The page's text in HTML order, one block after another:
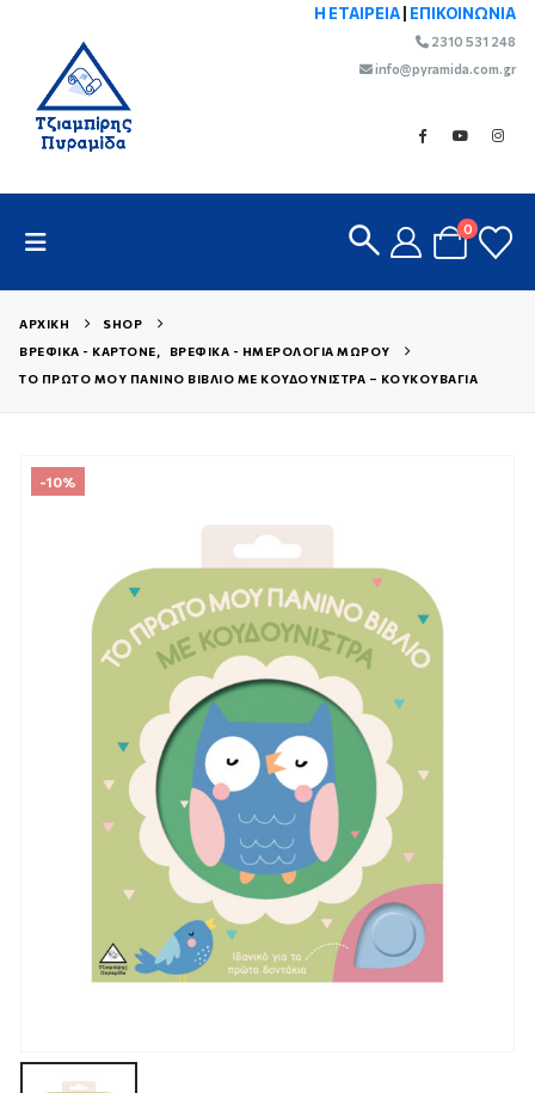
Η ΕΤΑΙΡΕΙΑ ΕΠΙΚΟΙΝΩΝΙΑ
2310 531 248
info@pyramida.com.gr
0
ΑΡΧΙΚΉ
SHOP
ΒΡΕΦΙΚΆ - ΚΑΡΤΟΝΈ,
ΒΡΕΦΙΚΆ - ΗΜΕΡΟΛΌΓΙΑ ΜΩΡΟΎ
ΤΟ ΠΡΏΤΟ ΜΟΥ ΠΆΝΙΝΟ ΒΙΒΛΊΟ ΜΕ ΚΟΥΔΟΥΝΊΣΤΡΑ – ΚΟΥΚΟΥΒΆΓΙΑ
-10%